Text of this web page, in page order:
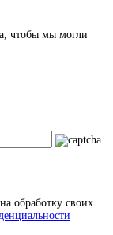
чтобы мы могли
обработку своих